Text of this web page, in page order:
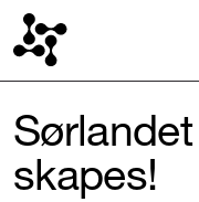
skapes!